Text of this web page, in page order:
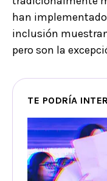
han
inclusión
pero son la
TE PODRÍA